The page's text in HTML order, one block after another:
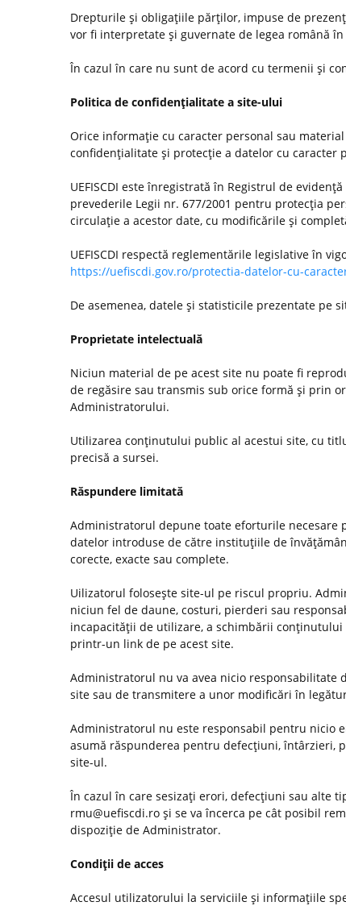
Drepturile şi obligaţiile părţilor, impuse de
vor fi interpretate şi guvernate de legea română în
În cazul în care nu sunt de acord cu termenii şi
Politica de confidenţialitate a site-ului
Orice informaţie cu caracter personal sau
confidenţialitate şi protecţie a datelor cu caracter
UEFISCDI este înregistrată în Registrul de
prevederile Legii nr. 677/2001 pentru protecţia
circulaţie a acestor date, cu modificările şi
UEFISCDI respectă reglementările legislative în
https://uefiscdi.gov.ro/protectia-datelor-cu-
De asemenea, datele şi statisticile prezentate pe
Proprietate intelectuală
Niciun material de pe acest site nu poate fi
de regăsire sau transmis sub orice formă şi prin
Administratorului.
Utilizarea conţinutului public al acestui site, cu
precisă a sursei.
Răspundere limitată
Administratorul depune toate eforturile
datelor introduse de către instituţiile de
corecte, exacte sau complete.
Uilizatorul foloseşte site-ul pe riscul propriu.
niciun fel de daune, costuri, pierderi sau
incapacităţii de utilizare, a schimbării
printr-un link de pe acest site.
Administratorul nu va avea nicio
site sau de transmitere a unor modificări în
Administratorul nu este responsabil pentru nicio
asumă răspunderea pentru defecţiuni, întârzieri,
site-ul.
În cazul în care sesizaţi erori, defecţiuni sau alte
rmu@uefiscdi.ro şi se va încerca pe cât posibil
dispoziţie de Administrator.
Condiţii de acces
Accesul utilizatorului la serviciile şi informaţiile